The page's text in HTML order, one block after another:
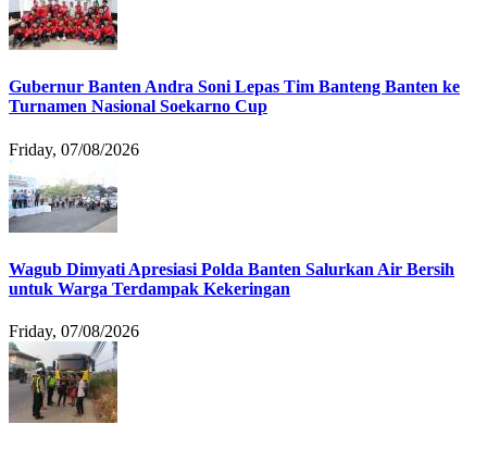
Gubernur Banten Andra Soni Lepas Tim Banteng Banten ke
Turnamen Nasional Soekarno Cup
Friday, 07/08/2026
Wagub Dimyati Apresiasi Polda Banten Salurkan Air Bersih
untuk Warga Terdampak Kekeringan
Friday, 07/08/2026